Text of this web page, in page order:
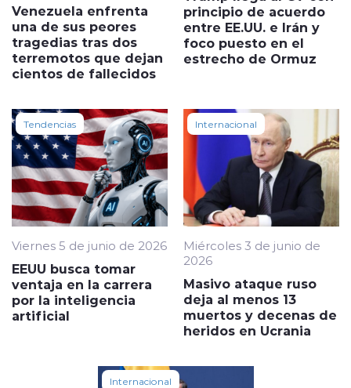
Venezuela enfrenta
una de sus peores
tragedias tras dos
terremotos que dejan
cientos de fallecidos
principio de acuerdo
entre EE.UU. e Irán y
foco puesto en el
estrecho de Ormuz
Tendencias
Viernes 5 de junio de 2026
EEUU busca tomar
ventaja en la carrera
por la inteligencia
artificial
Internacional
Miércoles 3 de junio de
2026
Masivo ataque ruso
deja al menos 13
muertos y decenas de
heridos en Ucrania
Internacional